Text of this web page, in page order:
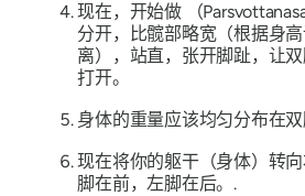
现在，开始做
（
分开，比髋部略宽（根据身
离），站直，张开脚趾，让
打开。
身体的重量应该均匀分布在
现在将你的躯干（身体）转
脚在前，左脚在后。.